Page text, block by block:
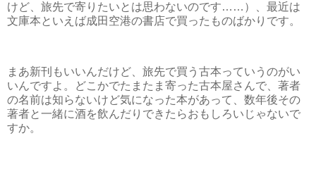
けど、旅先で寄りたいとは思わないのです……）、最近は
文庫本といえば成田空港の書店で買ったものばかりです。
まあ新刊もいいんだけど、旅先で買う古本っていうのがい
いんですよ。どこかでたまたま寄った古本屋さんで、著者
の名前は知らないけど気になった本があって、数年後その
著者と一緒に酒を飲んだりできたらおもしろいじゃないで
すか。